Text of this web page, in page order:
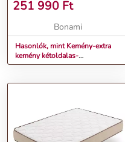
POLARGEL SUPERIOR –
MATERASSO
251 990 Ft
Bonami
Hasonlók, mint Kemény-extra
kemény kétoldalas-
hőszabályozó hab matrac
Materasso